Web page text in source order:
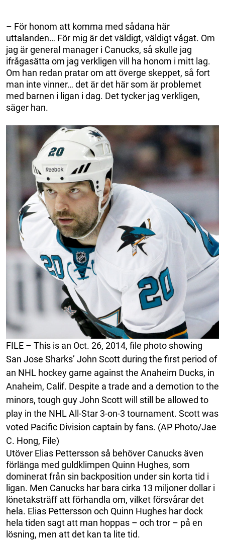
– För honom att komma med sådana här
uttalanden… För mig är det väldigt, väldigt vågat. Om
jag är general manager i Canucks, så skulle jag
ifrågasätta om jag verkligen vill ha honom i mitt lag.
Om han redan pratar om att överge skeppet, så fort
man inte vinner… det är det här som är problemet
med barnen i ligan i dag. Det tycker jag verkligen,
säger han.
FILE – This is an Oct. 26, 2014, file photo showing
San Jose Sharks’ John Scott during the first period of
an NHL hockey game against the Anaheim Ducks, in
Anaheim, Calif. Despite a trade and a demotion to the
minors, tough guy John Scott will still be allowed to
play in the NHL All-Star 3-on-3 tournament. Scott was
voted Pacific Division captain by fans. (AP Photo/Jae
C. Hong, File)
Utöver Elias Pettersson så behöver Canucks även
förlänga med guldklimpen Quinn Hughes, som
dominerat från sin backposition under sin korta tid i
ligan. Men Canucks har bara cirka 13 miljoner dollar i
lönetaksträff att förhandla om, vilket försvårar det
hela. Elias Pettersson och Quinn Hughes har dock
hela tiden sagt att man hoppas – och tror – på en
lösning, men att det kan ta lite tid.